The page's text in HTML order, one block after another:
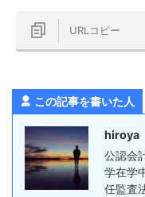
URLコピー
この記事を書いた人
hiroya
公認会
学在学
任監査